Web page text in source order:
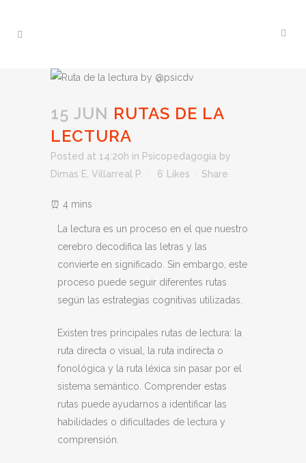
15 JUN RUTAS DE LA
LECTURA
Posted at 14:20h in Psicopedagogía by
Dimas E. Villarreal P.
6 Likes Share
La lectura es un proceso en el que nuestro
cerebro decodifica las letras y las
convierte en significado. Sin embargo, este
proceso puede seguir diferentes rutas
según las estrategias cognitivas utilizadas.
Existen tres principales rutas de lectura: la
ruta directa o visual, la ruta indirecta o
fonológica y la ruta léxica sin pasar por el
sistema semántico. Comprender estas
rutas puede ayudarnos a identificar las
habilidades o dificultades de lectura y
comprensión.